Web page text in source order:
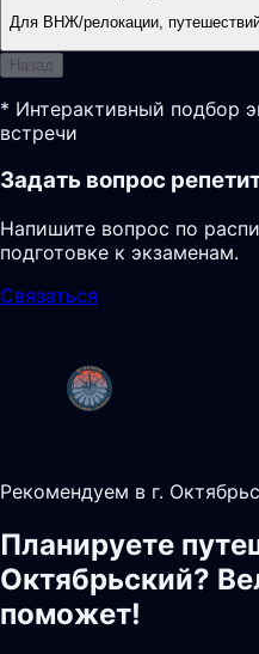
Для ВНЖ/релокации,
Назад
* Интерактивный подбор
встречи
Задать вопрос
Напишите вопрос по
подготовке к экзаменам.
Связаться
Рекомендуем в г.
Планируете
Октябрьский?
поможет!